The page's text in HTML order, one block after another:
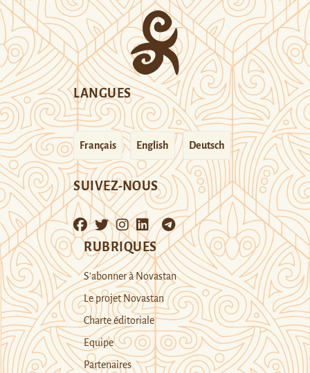
LANGUES
Français English Deutsch
SUIVEZ-NOUS
RUBRIQUES
S’abonner à Novastan
Le projet Novastan
Charte éditoriale
Equipe
Partenaires